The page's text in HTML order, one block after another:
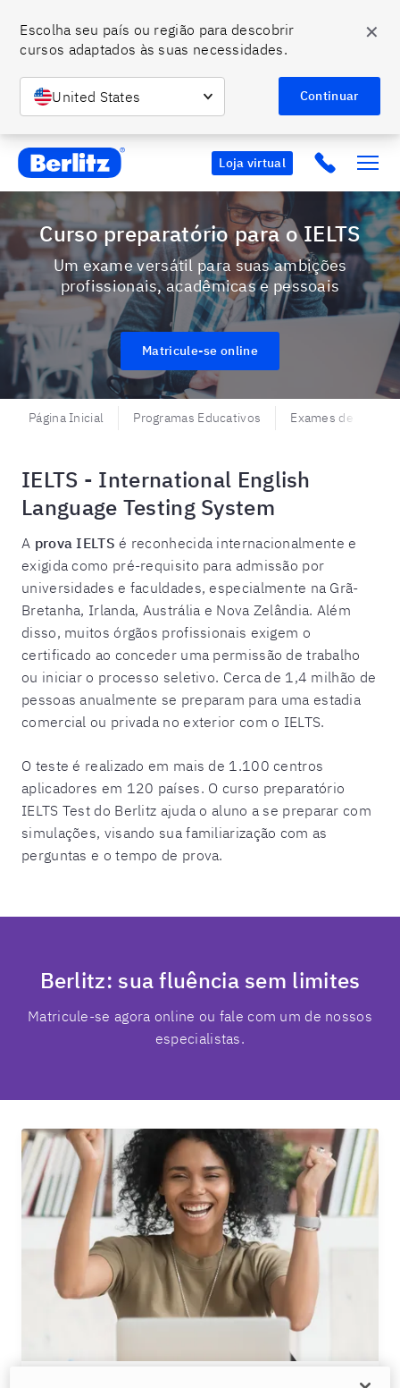
Escolha seu país ou região para descobrir
cursos adaptados às suas necessidades.
United States Continuar
✕
Berlitz BR Loja virtual Click to
Curso preparatório para o IELTS
Um exame versátil para suas ambições
profissionais, acadêmicas e pessoais
Matricule-se online
Página Inicial Programas Educativos Exames de
IELTS - International English
Language Testing System
A prova IELTS é reconhecida internacionalmente e
exigida como pré-requisito para admissão por
universidades e faculdades, especialmente na Grã-
Bretanha, Irlanda, Austrália e Nova Zelândia. Além
disso, muitos órgãos profissionais exigem o
certificado ao conceder uma permissão de trabalho
ou iniciar o processo seletivo. Cerca de 1,4 milhão de
pessoas anualmente se preparam para uma estadia
comercial ou privada no exterior com o IELTS.
O teste é realizado em mais de 1.100 centros
aplicadores em 120 países. O curso preparatório
IELTS Test do Berlitz ajuda o aluno a se preparar com
simulações, visando sua familiarização com as
perguntas e o tempo de prova.
Berlitz: sua fluência sem limites
Matricule-se agora online ou fale com um de nossos
especialistas.